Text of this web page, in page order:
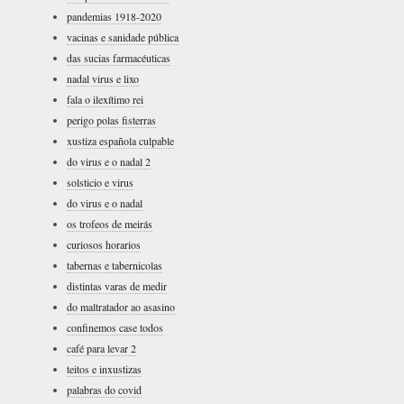
pandemias 1918-2020
vacinas e sanidade pública
das sucias farmacéuticas
nadal virus e lixo
fala o ilexítimo rei
perigo polas fisterras
xustiza española culpable
do virus e o nadal 2
solsticio e virus
do virus e o nadal
os trofeos de meirás
curiosos horarios
tabernas e tabernicolas
distintas varas de medir
do maltratador ao asasino
confinemos case todos
café para levar 2
teitos e inxustizas
palabras do covid